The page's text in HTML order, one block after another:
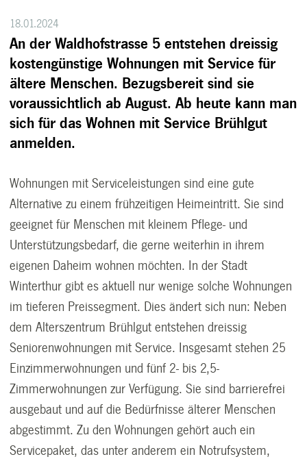
18.01.2024
An der Waldhofstrasse 5 entstehen dreissig
kostengünstige Wohnungen mit Service für
ältere Menschen. Bezugsbereit sind sie
voraussichtlich ab August. Ab heute kann man
sich für das Wohnen mit Service Brühlgut
anmelden.
Wohnungen mit Serviceleistungen sind eine gute
Alternative zu einem frühzeitigen Heimeintritt. Sie sind
geeignet für Menschen mit kleinem Pflege- und
Unterstützungsbedarf, die gerne weiterhin in ihrem
eigenen Daheim wohnen möchten. In der Stadt
Winterthur gibt es aktuell nur wenige solche Wohnungen
im tieferen Preissegment. Dies ändert sich nun: Neben
dem Alterszentrum Brühlgut entstehen dreissig
Seniorenwohnungen mit Service. Insgesamt stehen 25
Einzimmerwohnungen und fünf 2- bis 2,5-
Zimmerwohnungen zur Verfügung. Sie sind barrierefrei
ausgebaut und auf die Bedürfnisse älterer Menschen
abgestimmt. Zu den Wohnungen gehört auch ein
Servicepaket, das unter anderem ein Notrufsystem,